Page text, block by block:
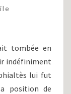
tombée en
indéfiniment
lui fut
position de